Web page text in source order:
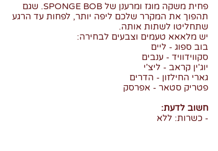
פחית משקה מוגז ומרענן של SPONGE BOB. שגם
תהפוך את המקרר שלכם ליפה יותר, לפחות עד הרגע
שתחליטו לשתות אותה.
יש מלאאא טעמים וצבעים לבחירה:
בוב ספוג - ליים
סקווידוויד - ענבים
יוג'ין קראב - ליצ'י
גארי החילזון - הדרים
פטריק סטאר - אפרסק
חשוב לדעת:
- כשרות: ללא